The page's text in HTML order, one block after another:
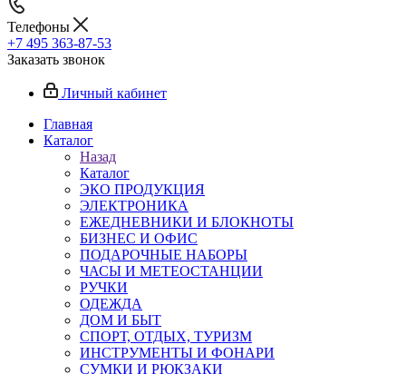
Телефоны
+7 495 363-87-53
Заказать звонок
Личный кабинет
Главная
Каталог
Назад
Каталог
ЭКО ПРОДУКЦИЯ
ЭЛЕКТРОНИКА
ЕЖЕДНЕВНИКИ И БЛОКНОТЫ
БИЗНЕС И ОФИС
ПОДАРОЧНЫЕ НАБОРЫ
ЧАСЫ И МЕТЕОСТАНЦИИ
РУЧКИ
ОДЕЖДА
ДОМ И БЫТ
СПОРТ, ОТДЫХ, ТУРИЗМ
ИНСТРУМЕНТЫ И ФОНАРИ
СУМКИ И РЮКЗАКИ